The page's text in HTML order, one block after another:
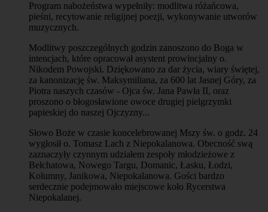
Program nabożeństwa wypełniły: modlitwa różańcowa,
pieśni, recytowanie religijnej poezji, wykonywanie utworów
muzycznych.
Modlitwy poszczególnych godzin zanoszono do Boga w
intencjach, które opracował asystent prowincjalny o.
Nikodem Powojski. Dziękowano za dar życia, wiary świętej,
za kanonizację św. Maksymiliana, za 600 lat Jasnej Góry, za
Piotra naszych czasów - Ojca św. Jana Pawła II, oraz
proszono o błogosławione owoce drugiej pielgrzymki
papieskiej do naszej Ojczyzny...
Słowo Boże w czasie koncelebrowanej Mszy św. o godz. 24
wygłosił o. Tomasz Lach z Niepokalanowa. Obecność swą
zaznaczyły czynnym udziałem zespoły młodzieżowe z
Bełchatowa, Nowego Targu, Domanic, Łasku, Łodzi,
Kolumny, Janikowa, Niepokalanowa. Gości bardzo
serdecznie podejmowało miejscowe koło Rycerstwa
Niepokalanej.